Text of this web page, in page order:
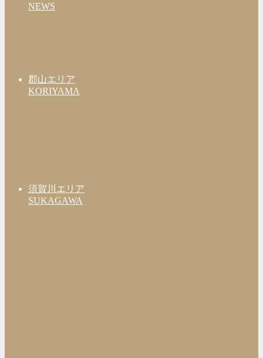
NEWS
郡山エリア
KORIYAMA
須賀川エリア
SUKAGAWA